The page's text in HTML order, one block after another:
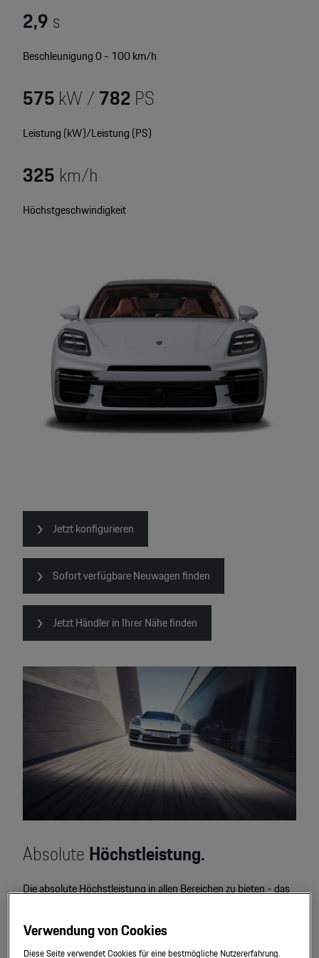
Motorsport & Events
Mein Porsche Account
Newsletter abonnieren
YouTube Channel
Konfigurator
2,9s
Beschleunigung 0 - 100 km/h
575kW /782PS
Leistung (kW)/Leistung (PS)
325 km/h
Höchstgeschwindigkeit
Jetzt konfigurieren
Sofort verfügbare Neuwagen finden
Jetzt Händler in Ihrer Nähe finden
AbsoluteHöchstleistung.
Die absolute Höchstleistung in allen Bereichen zu bieten - das
stellt. Darum haben wir ihm nur das Beste mitgegeben.
Verwendung von Cookies
Diese Seite verwendet Cookies für eine bestmögliche Nutzererfahrung.